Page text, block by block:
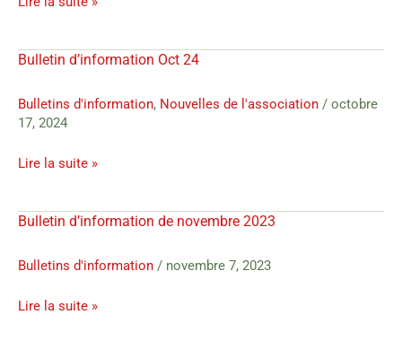
Bulletin d’information Oct 24
Bulletins d'information, Nouvelles de l'association / octobre
17, 2024
Bulletin
Oct
24
Lire la suite »
Bulletin d’information de novembre 2023
Bulletins d'information / novembre 7, 2023
Bulletin
de
2023
Lire la suite »